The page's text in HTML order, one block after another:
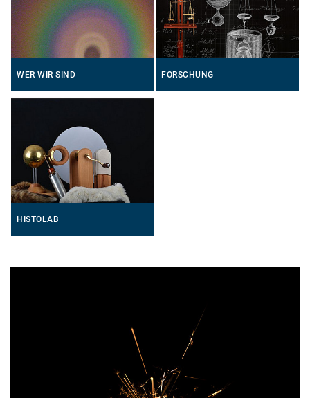
WER WIR SIND FORSCHUNG
HISTOLAB